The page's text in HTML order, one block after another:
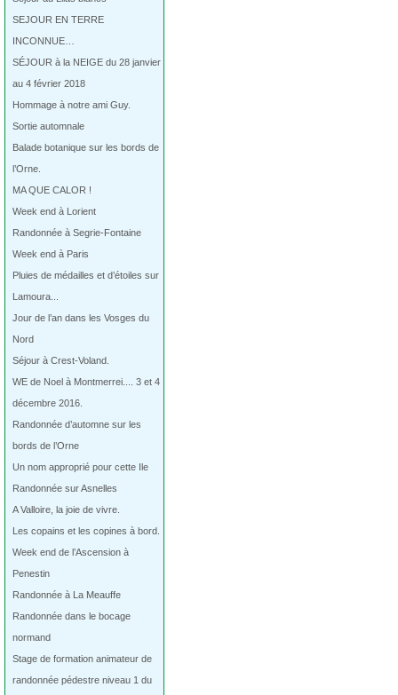
SEJOUR EN TERRE
INCONNUE…
SÉJOUR à la NEIGE du 28 janvier
au 4 février 2018
Hommage à notre ami Guy.
Sortie automnale
Balade botanique sur les bords de
l’Orne.
MA QUE CALOR !
Week end à Lorient
Randonnée à Segrie-Fontaine
Week end à Paris
Pluies de médailles et d’étoiles sur
Lamoura...
Jour de l’an dans les Vosges du
Nord
Séjour à Crest-Voland.
WE de Noel à Montmerrei.... 3 et 4
décembre 2016.
Randonnée d’automne sur les
bords de l’Orne
Un nom approprié pour cette Ile
Randonnée sur Asnelles
A Valloire, la joie de vivre.
Les copains et les copines à bord.
Week end de l’Ascension à
Penestin
Randonnée à La Meauffe
Randonnée dans le bocage
normand
Stage de formation animateur de
randonnée pédestre niveau 1 du